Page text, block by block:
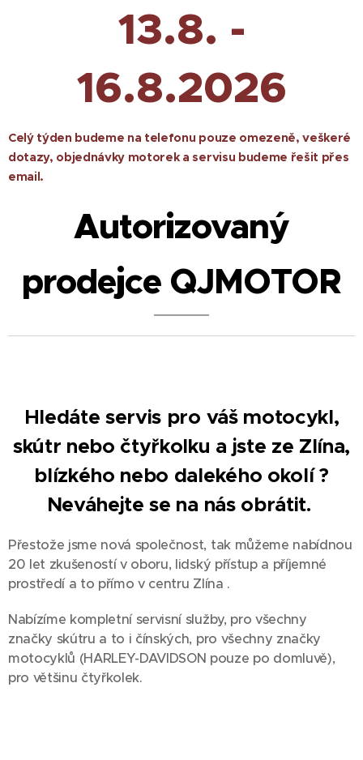
13.8. -
16.8.2026
Celý týden budeme na telefonu pouze omezeně, veškeré
dotazy, objednávky motorek a servisu budeme řešit přes
email.
Autorizovaný
prodejce QJMOTOR
Hledáte servis pro váš motocykl,
skútr nebo čtyřkolku a jste ze Zlína,
blízkého nebo dalekého okolí ?
Neváhejte se na nás obrátit.
Přestože jsme nová společnost, tak můžeme nabídnou
20 let zkušeností v oboru, lidský přístup a příjemné
prostředí a to přímo v centru Zlína .
Nabízíme kompletní servisní služby, pro všechny
značky skútru a to i čínských, pro všechny značky
motocyklů (HARLEY-DAVIDSON pouze po domluvě),
pro většinu čtyřkolek.